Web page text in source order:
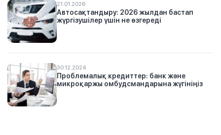
21.01.2026
Автосақтандыру: 2026 жылдан бастап
жүргізушілер үшін не өзгереді
30.12.2024
Проблемалық кредиттер: банк және
микроқаржы омбудсмандарына жүгініңіз